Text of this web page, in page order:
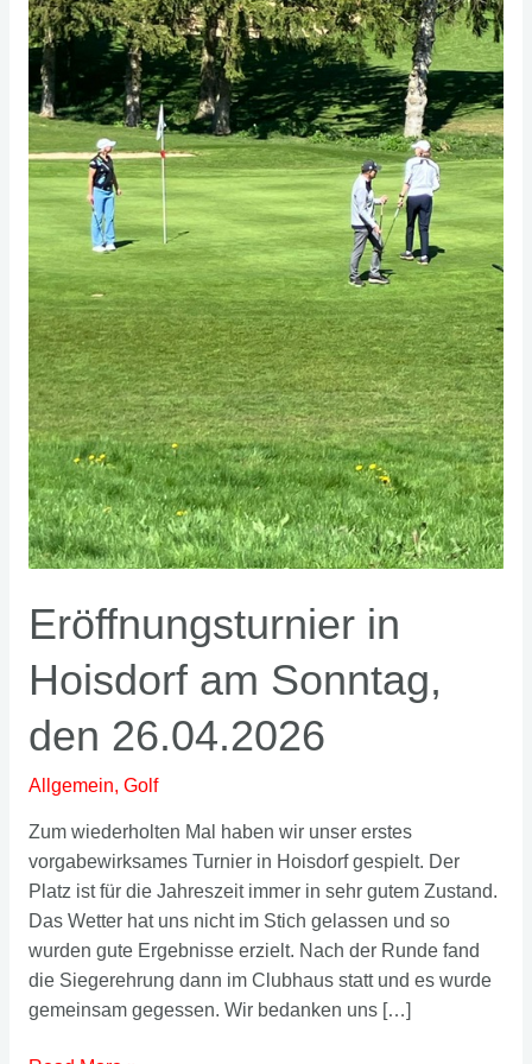
Eröffnungsturnier in
Hoisdorf am Sonntag,
den 26.04.2026
Allgemein, Golf
Zum wiederholten Mal haben wir unser erstes
vorgabewirksames Turnier in Hoisdorf gespielt. Der
Platz ist für die Jahreszeit immer in sehr gutem Zustand.
Das Wetter hat uns nicht im Stich gelassen und so
wurden gute Ergebnisse erzielt. Nach der Runde fand
die Siegerehrung dann im Clubhaus statt und es wurde
gemeinsam gegessen. Wir bedanken uns […]